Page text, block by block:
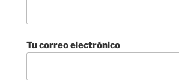
Tu correo electrónico